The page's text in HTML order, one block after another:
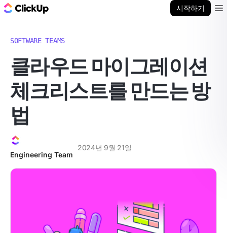
시작하기
SOFTWARE TEAMS
클라우드 마이그레이션
체크리스트를 만드는 방
법
Engineering Team
2024년 9월 21일